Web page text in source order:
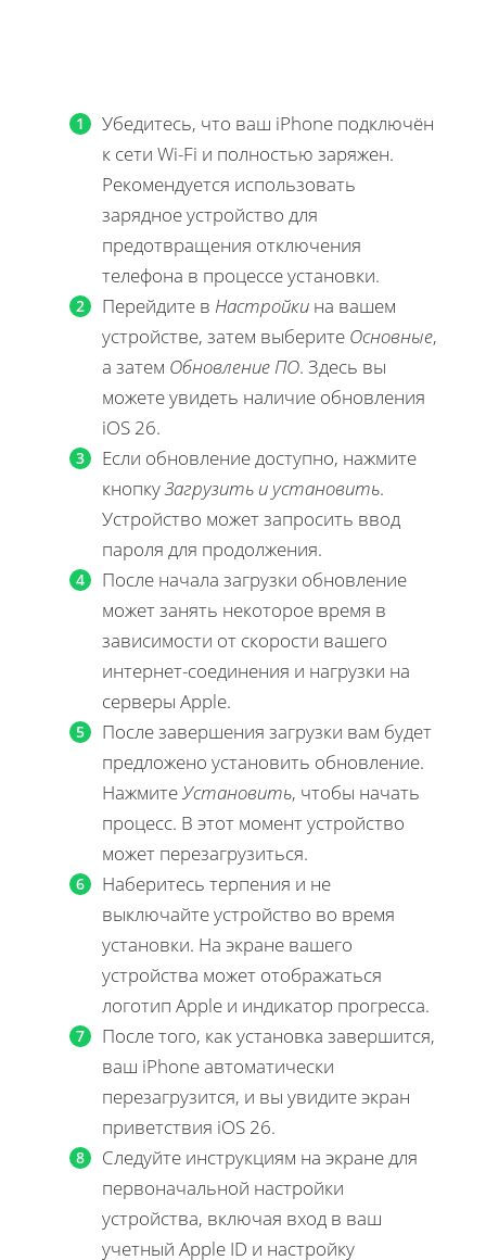
Убедитесь, что ваш iPhone подключён
к сети Wi-Fi и полностью заряжен.
Рекомендуется использовать
зарядное устройство для
предотвращения отключения
телефона в процессе установки.
Перейдите в Настройки на вашем
устройстве, затем выберите Основные,
а затем Обновление ПО. Здесь вы
можете увидеть наличие обновления
iOS 26.
Если обновление доступно, нажмите
кнопкуЗагрузить и установить.
Устройство может запросить ввод
пароля для продолжения.
После начала загрузки обновление
может занять некоторое время в
зависимости от скорости вашего
интернет-соединения и нагрузки на
серверы Apple.
После завершения загрузки вам будет
предложено установить обновление.
НажмитеУстановить, чтобы начать
процесс. В этот момент устройство
может перезагрузиться.
Наберитесь терпения и не
выключайте устройство во время
установки. На экране вашего
устройства может отображаться
логотип Apple и индикатор прогресса.
После того, как установка завершится,
ваш iPhone автоматически
перезагрузится, и вы увидите экран
приветствия iOS 26.
Следуйте инструкциям на экране для
первоначальной настройки
устройства, включая вход в ваш
учетный Apple ID и настройку